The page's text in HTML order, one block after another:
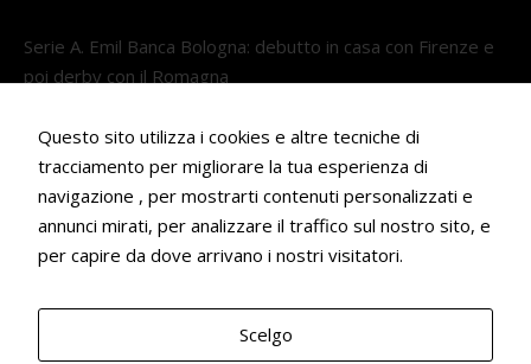
Serie A. Emil Banca Bologna: debutto in casa con Firenze e
poi derby con il Romagna
Serie A. Il Bologna nel girone veneto
29 LUGLIO 2026
Francesco Andrei convocato al Camp estivo della nazionale
22 LUGLIO 2026
Questo sito utilizza i cookies e altre tecniche di
tracciamento per migliorare la tua esperienza di
navigazione , per mostrarti contenuti personalizzati e
annunci mirati, per analizzare il traffico sul nostro sito, e
per capire da dove arrivano i nostri visitatori.
Scelgo